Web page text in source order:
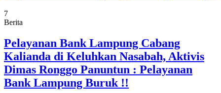
7
Berita
Pelayanan Bank Lampung Cabang
Kalianda di Keluhkan Nasabah, Aktivis
Dimas Ronggo Panuntun : Pelayanan
Bank Lampung Buruk !!